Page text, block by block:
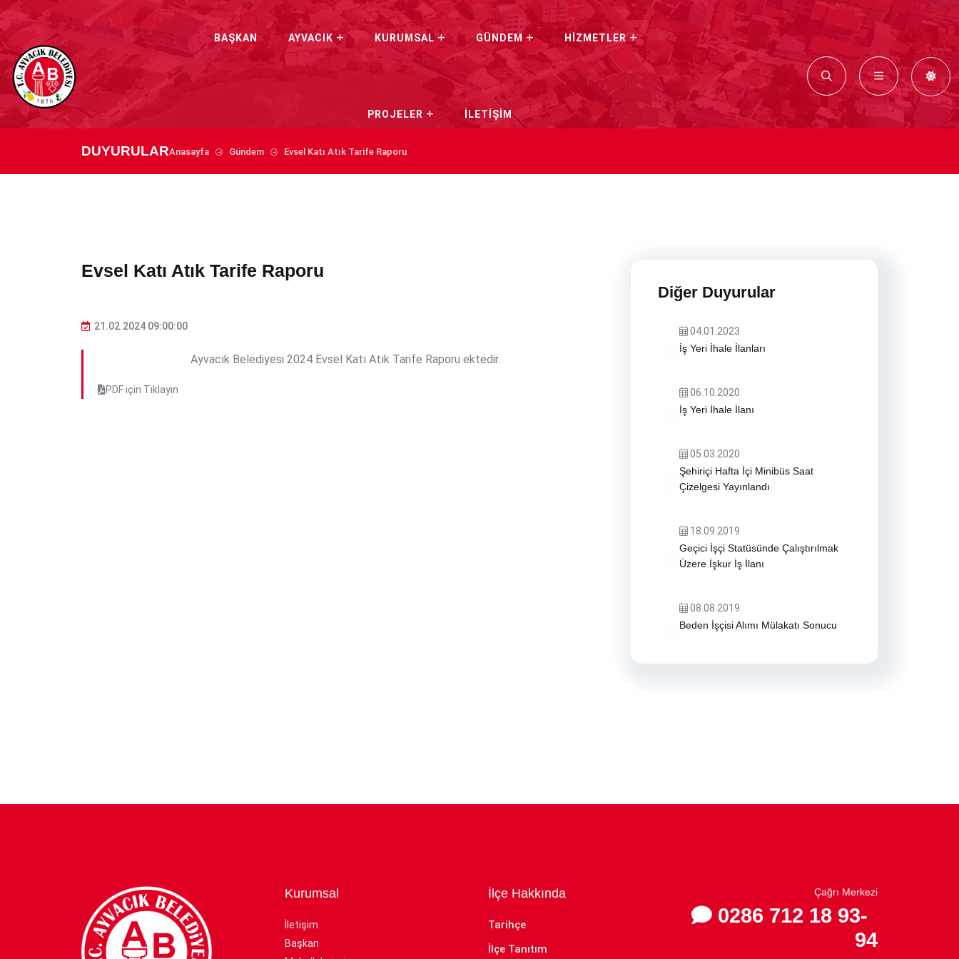
BAŞKAN AYVACIK KURUMSAL GÜNDEM HİZMETLER
PROJELER İLETİŞİM
DUYURULARAnasayfa Gündem Evsel Katı Atık Tarife Raporu
Evsel Katı Atık Tarife Raporu
21.02.2024 09:00:00
Ayvacık Belediyesi 2024 Evsel Katı Atık Tarife Raporu ektedir.
PDF için Tıklayın
Diğer Duyurular
04.01.2023
İş Yeri İhale İlanları
06.10.2020
İş Yeri İhale İlanı
05.03.2020
Şehiriçi Hafta İçi Minibüs Saat
Çizelgesi Yayınlandı
18.09.2019
Geçici İşçi Statüsünde Çalıştırılmak
Üzere İşkur İş İlanı
08.08.2019
Beden İşçisi Alımı Mülakatı Sonucu
Kurumsal
İletişim
Başkan
İlçe Hakkında
Tarihçe
İlçe Tanıtım
Çağrı Merkezi
0286 712 18 93-
94